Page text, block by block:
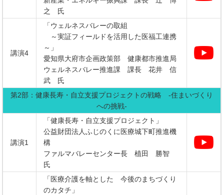
之 氏
講演4
「ウェルネスバレーの取組
～実証フィールドを活用した医福工連携
～」
愛知県大府市企画政策部 健康都市推進局
ウェルネスバレー推進課 課長 花井 信
武 氏
第2部：健康長寿・自立支援プロジェクトの戦略 -住まいづくり
への挑戦-
講演1
「健康長寿・自立支援プロジェクト」
公益財団法人ふじのくに医療城下町推進機
構
ファルマバレーセンター長 植田 勝智
氏
「医療介護を軸とした 今後のまちづくり
のカタチ」